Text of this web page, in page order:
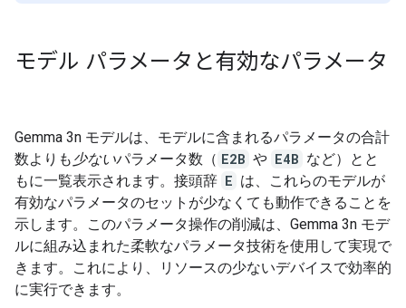
モデル パラメータと有効なパラメータ
Gemma 3n モデルは、モデルに含まれるパラメータの合計
数よりも 少ないパラメータ数（ E2B や E4B など）とと
もに一覧表示されます。接頭辞 E は、これらのモデルが
有効なパラメータのセットが少なくても動作できることを
示します。このパラメータ操作の削減は、Gemma 3n モデ
ルに組み込まれた柔軟なパラメータ技術を使用して実現で
きます。これにより、リソースの少ないデバイスで効率的
に実行できます。